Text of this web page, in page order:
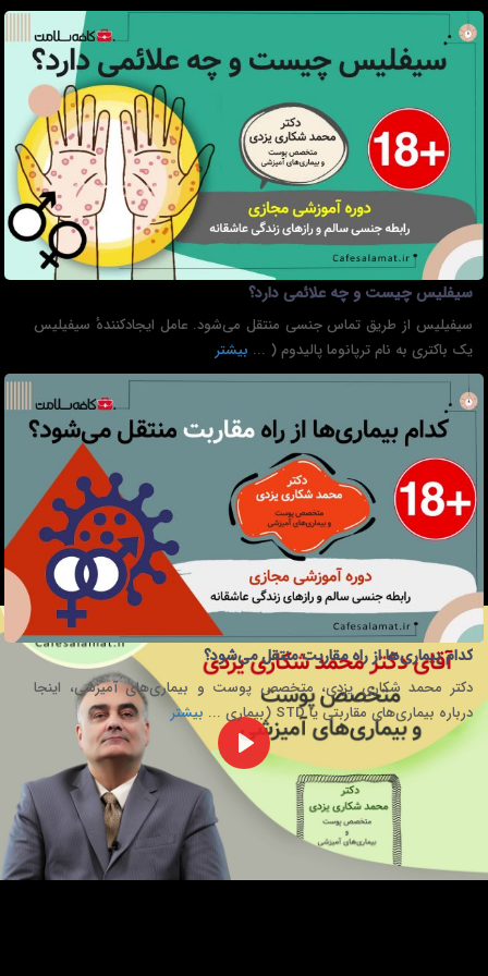
سیفلیس چیست و چه علائمی دارد؟
سیفیلیس از طریق تماس جنسی منتقل می‌شود. عامل ایجادکنندهٔ سیفیلیس
یک باکتری به نام ترپانوما پالیدوم ( ... بیشتر
کدام بیماری‌ها از راه مقاربت منتقل می‌شود؟
دکتر محمد شکاری یزدی، متخصص پوست و بیماری‌های آمیزشی، اینجا
درباره بیماری‌های مقاربتی یا STD (بیماری ...
بیشتر